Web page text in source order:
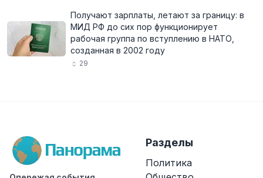
Получают зарплаты, летают за границу: в
МИД РФ до сих пор функционирует
рабочая группа по вступлению в НАТО,
созданная в 2002 году
29
Разделы
Политика